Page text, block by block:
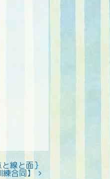
線と面｝
合同】